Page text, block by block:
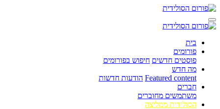
בית
פורומים
פוסטים חדשים חיפוש בפורומים
מה חדש
Featured content הודעות חדשות
חברים
משתמשים מחוברים
הסולידית ממליצה